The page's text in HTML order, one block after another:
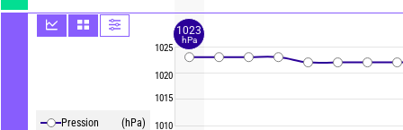
Pression (hPa)
1025
1020
1015
1010
1023
hPa